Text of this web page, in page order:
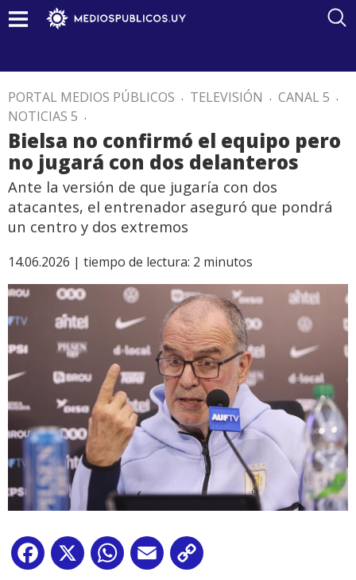
PORTAL MEDIOS PÚBLICOS . TELEVISIÓN . CANAL 5 .
NOTICIAS 5 .
Bielsa no confirmó el equipo pero
no jugará con dos delanteros
Ante la versión de que jugaría con dos
atacantes, el entrenador aseguró que pondrá
un centro y dos extremos
14.06.2026 | tiempo de lectura: 2 minutos
Facebook
X WhatsApp
Email